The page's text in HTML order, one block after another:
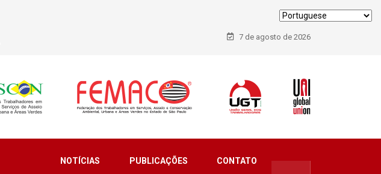
7 de agosto de 2026
NOTÍCIAS PUBLICAÇÕES CONTATO